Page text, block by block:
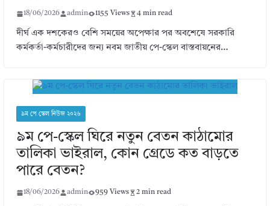
18/06/2026 admin 1155 Views 4 min read
দীর্ঘ এক দশকেরও বেশি সময়ের অপেক্ষার পর অবশেষে সরকারি
কর্মকর্তা-কর্মচারীদের জন্য নবম জাতীয় পে-স্কেল বাস্তবায়নের…
৯ম পে স্কেল নিউজ ২০২৬
৯ম পে-স্কেল ঘিরে নতুন বেতন কাঠামোর
তালিকা ভাইরাল, কোন গ্রেডে কত বাড়তে
পারে বেতন?
18/06/2026 admin 959 Views 2 min read